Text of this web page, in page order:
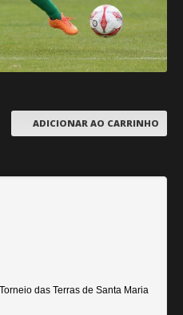
ADICIONAR AO CARRINHO
das Terras de Santa Maria